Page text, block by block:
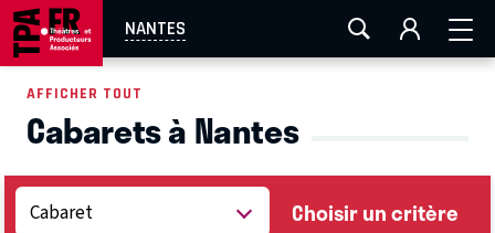
NANTES
AIX-MARSEILLE AURAY LA ROCHELLE
EN TOURNÉE
AFFICHER TOUT
Cabarets à Nantes
Choisir un critère